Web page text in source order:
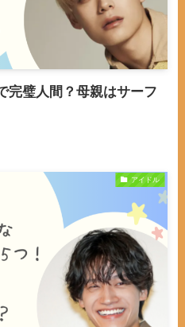
完璧人間？母親はサーフ
アイドル